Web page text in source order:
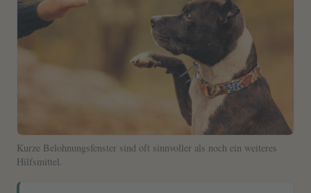
Kurze Belohnungsfenster sind oft sinnvoller als noch ein weiteres
Hilfsmittel.